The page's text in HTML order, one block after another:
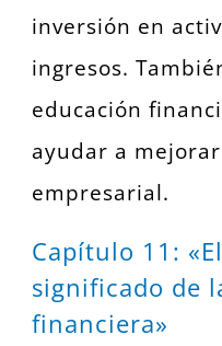
inversión en
ingresos.
educación
ayudar a
empresarial.
Capítulo 11:
significado de
financiera»